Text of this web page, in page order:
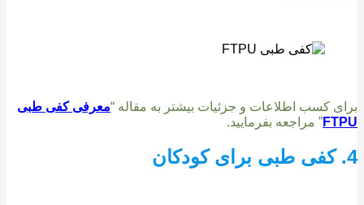
کسب اطلاعات و جزئیات بیشتر به مقاله “معرفی کفی طبی
” مراجعه بفرمایید.